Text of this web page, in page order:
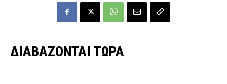
ΔΙΑΒΑΖΟΝΤΑΙ ΤΩΡΑ